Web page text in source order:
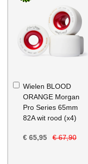
Wielen BLOOD
ORANGE Morgan
Pro Series 65mm
82A wit rood (x4)
€ 65,95 € 67,90
In
Winkelwagen